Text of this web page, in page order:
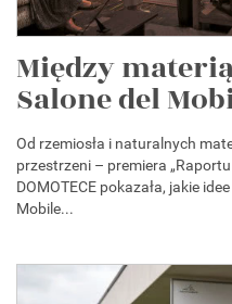
Między
Salone del
Od rzemiosła i naturalnych
przestrzeni – premiera
DOMOTECE pokazała, jakie
Mobile...